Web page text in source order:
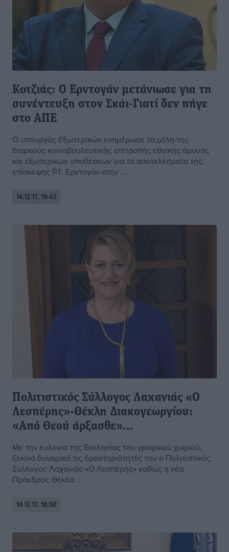
Κοτζιάς: Ο Ερντογάν μετάνιωσε για τη
συνέντευξη στον Σκάι-Γιατί δεν πήγε
στο ΑΠΕ
Ο υπουργός Εξωτερικών ενημέρωσε τα μέλη της
διαρκούς κοινοβουλευτικής επιτροπής εθνικής άμυνας
και εξωτερικών υποθέσεων για τα αποτελέσματα της
επίσκεψης Ρ.Τ. Ερντογάν στην ...
14.12.17, 19:43
Πολιτιστικός Σύλλογος Λαχανιάς «Ο
Λεσπέρης»-Θέκλη Διακογεωργίου:
«Από Θεού άρξασθε»…
Με την ευλογία της Εκκλησίας του γραφικού χωριού,
ξεκινά δυναμικά τις δραστηριότητές του ο Πολιτιστικός
Σύλλογος Λαχανιάς «Ο Λεσπέρης» καθώς η νέα
Πρόεδρος Θέκλα ...
14.12.17, 18:50